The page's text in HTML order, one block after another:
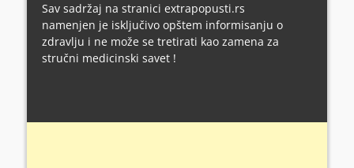
Sav sadržaj na stranici extrapopusti.rs
namenjen je isključivo opštem informisanju o
zdravlju i ne može se tretirati kao zamena za
stručni medicinski savet !